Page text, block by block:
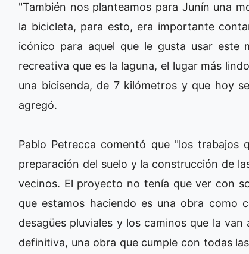
"También nos planteamos para Junín una
la bicicleta, para esto, era importante
icónico para aquel que le gusta usar este
recreativa que es la laguna, el lugar más
una bicisenda, de 7 kilómetros y que hoy
agregó.
Pablo Petrecca comentó que "los
preparación del suelo y la construcción de
vecinos. El proyecto no tenía que ver con
que estamos haciendo es una obra como
desagües pluviales y los caminos que la
definitiva, una obra que cumple con todas